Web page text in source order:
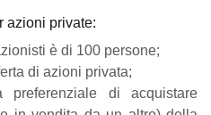
azioni private:
è di 100 persone;
di azioni privata;
preferenziale di acquistare